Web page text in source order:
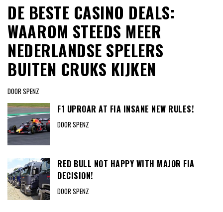
DE BESTE CASINO DEALS:
WAAROM STEEDS MEER
NEDERLANDSE SPELERS
BUITEN CRUKS KIJKEN
DOOR SPENZ
F1 UPROAR AT FIA INSANE NEW RULES!
DOOR SPENZ
RED BULL NOT HAPPY WITH MAJOR FIA
DECISION!
DOOR SPENZ